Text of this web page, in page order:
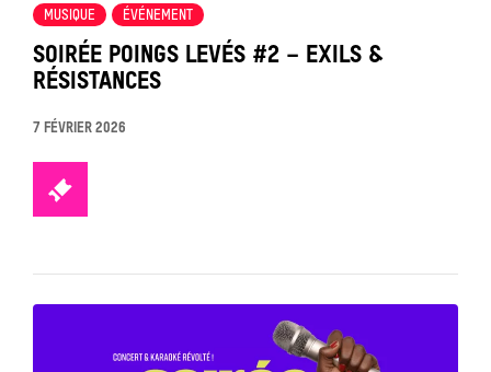
SOIRÉE POINGS LEVÉS #2 – EXILS &
RÉSISTANCES
MUSIQUE ÉVÉNEMENT
7 FÉVRIER 2026
TICKETS